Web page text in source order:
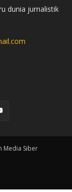
dunia jurnalistik
Media Siber